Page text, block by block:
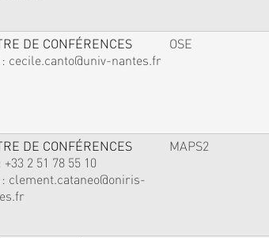
DE CONFÉRENCES
cecile.canto@univ-nantes.fr
OSE
DE CONFÉRENCES
+33 2 51 78 55 10
clement.cataneo@oniris-
MAPS2